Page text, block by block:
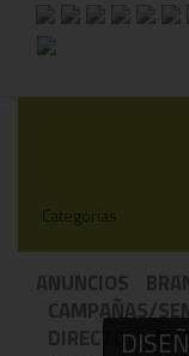
Categorias
ANUNCIOS
CAMPAÑAS/
DIRECTO